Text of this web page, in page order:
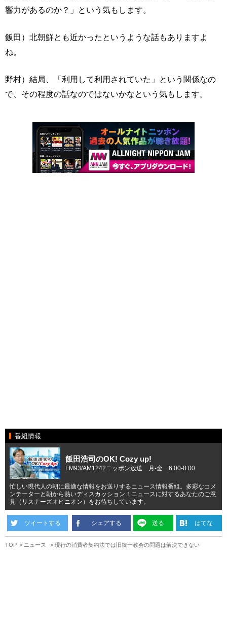
響力があるのか？」という気もします。
飯田）北朝鮮とも近かったというような話もありますよ
ね。
野村）結局、「利用して利用されていた」という関係なの
で、その程度の話なのではないかなという気もします。
番組情報
飯田浩司のOK! Cozy up!
FM93/AM1242ニッポン放送 月-金 6:00-8:00
忙しい現代人の朝に最適な情報をお送りするニュース情報番組。多彩なコメ
ンテーターと朝から熱いディスカッション！ニュースに対するあなたのご意
見（リスナーズオピニオン）をお待ちしています。
ツイートする シェアする 送る はてな
TOP ニュース 現行の消費者契約法では旧統一教会の問題は解決できない